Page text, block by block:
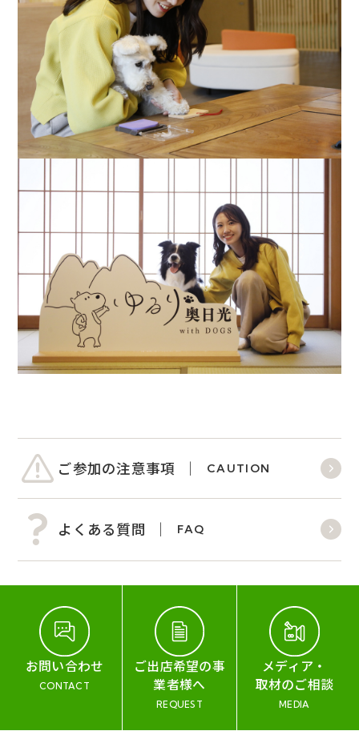
ご参加の注意事項 CAUTION
よくある質問 FAQ
お問い合わせ
CONTACT
ご出店希望の事
業者様へ
REQUEST
メディア・
取材のご相談
MEDIA